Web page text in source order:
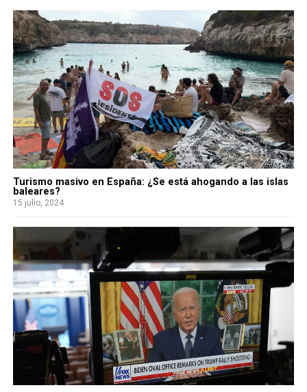
Turismo masivo en España: ¿Se está ahogando a las islas
baleares?
15 julio, 2024